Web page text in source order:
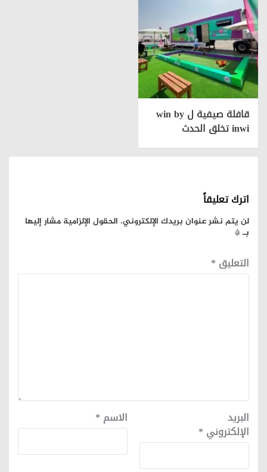
قافلة صيفية ل win by
inwi تخلق الحدث
اترك تعليقاً
لن يتم نشر عنوان بريدك الإلكتروني. الحقول الإلزامية مشار إليها
بـ*
التعليق *
الاسم * البريد
الإلكتروني *